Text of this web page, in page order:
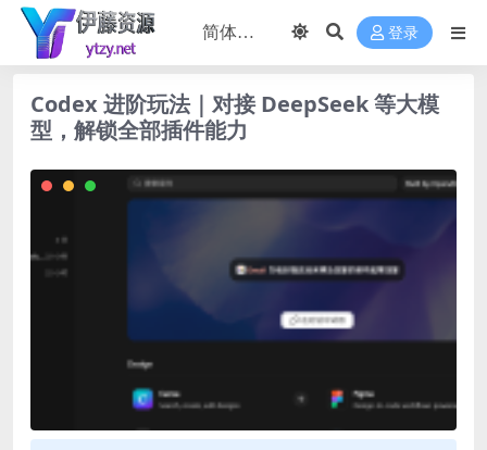
登录
Codex 进阶玩法｜对接 DeepSeek 等大模
型，解锁全部插件能力